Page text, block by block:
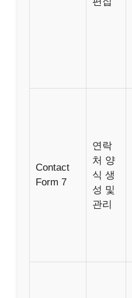
Contact
Form 7
연락
처 양
식 생
성 및
관리